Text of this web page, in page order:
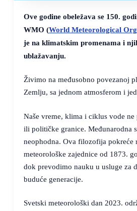
Ove godine obeležava se 150.
WMO (World Meteorological
je na klimatskim promenama i
ublažavanju.
Živimo na međusobno povezanoj
Zemlju, sa jednom atmosferom i
Naše vreme, klima i ciklus vode ne
ili političke granice. Međunarodna
neophodna. Ova filozofija pokreće
meteorološke zajednice od 1873.
dok prevodimo nauku u usluge za
buduće generacije.
Svetski meteorološki dan 2023.